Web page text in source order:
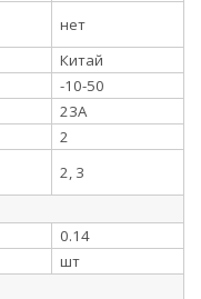
нет
Китай
-10-50
23А
2
2, 3
0.14
шт